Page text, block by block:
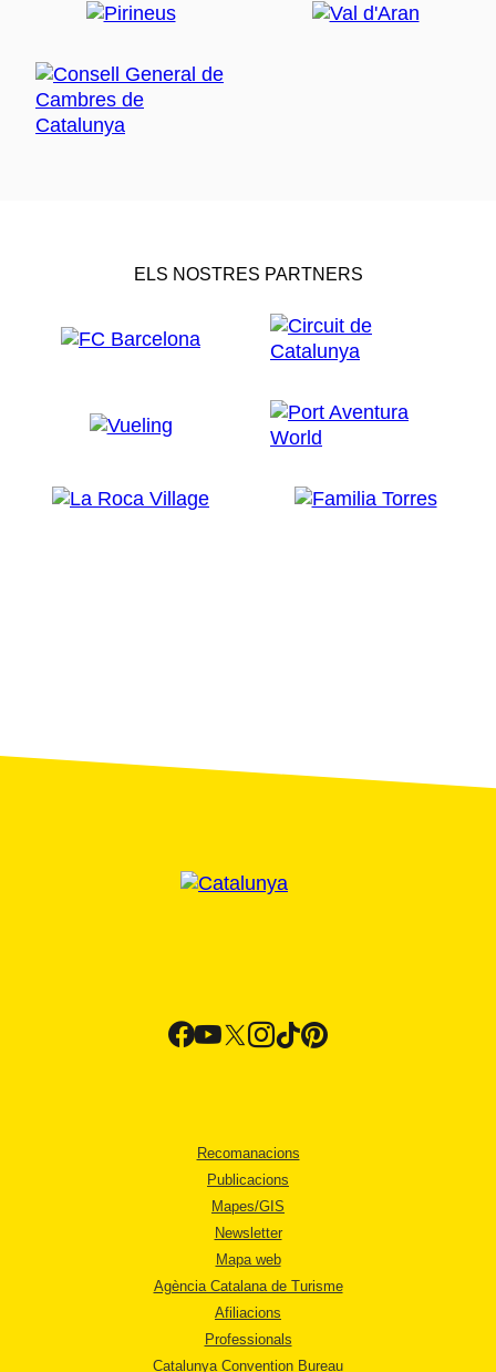
ELS NOSTRES PARTNERS
Recomanacions
Publicacions
Mapes/GIS
Newsletter
Mapa web
Agència Catalana de Turisme
Afiliacions
Professionals
Catalunya Convention Bureau